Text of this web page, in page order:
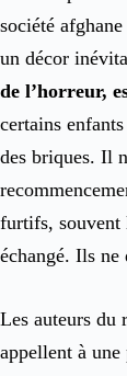
société
un décor
de l’horreur,
certains
des briques. Il
furtifs, souvent
échangé. Ils
Les auteurs du
appellent à